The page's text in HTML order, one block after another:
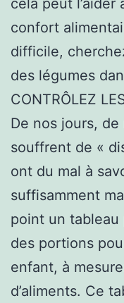
cela peut
confort
difficile,
des légumes
CONTRÔLEZ
De nos jours,
souffrent de «
ont du mal à
suffisamment
point un tableau
des portions
enfant, à
d’aliments. Ce